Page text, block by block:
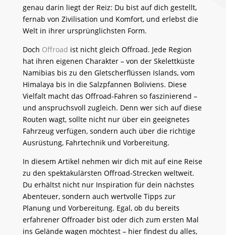
genau darin liegt der Reiz: Du bist auf dich gestellt,
fernab von Zivilisation und Komfort, und erlebst die
Welt in ihrer ursprünglichsten Form.
Doch Offroad ist nicht gleich Offroad. Jede Region
hat ihren eigenen Charakter – von der Skelettküste
Namibias bis zu den Gletscherflüssen Islands, vom
Himalaya bis in die Salzpfannen Boliviens. Diese
Vielfalt macht das Offroad-Fahren so faszinierend –
und anspruchsvoll zugleich. Denn wer sich auf diese
Routen wagt, sollte nicht nur über ein geeignetes
Fahrzeug verfügen, sondern auch über die richtige
Ausrüstung, Fahrtechnik und Vorbereitung.
In diesem Artikel nehmen wir dich mit auf eine Reise
zu den spektakulärsten Offroad-Strecken weltweit.
Du erhältst nicht nur Inspiration für dein nächstes
Abenteuer, sondern auch wertvolle Tipps zur
Planung und Vorbereitung. Egal, ob du bereits
erfahrener Offroader bist oder dich zum ersten Mal
ins Gelände wagen möchtest – hier findest du alles,